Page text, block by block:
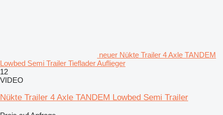
neuer Nükte Trailer 4 Axle TANDEM
Lowbed Semi Trailer Tieflader Auflieger
12
VIDEO
Nükte Trailer 4 Axle TANDEM Lowbed Semi Trailer